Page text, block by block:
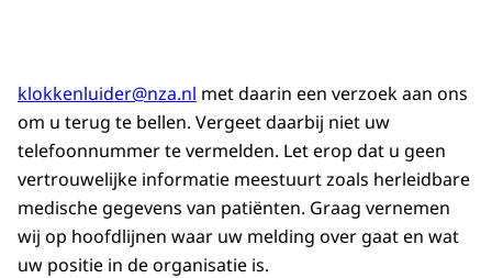
klokkenluider@nza.nl met daarin een verzoek aan ons
om u terug te bellen. Vergeet daarbij niet uw
telefoonnummer te vermelden. Let erop dat u geen
vertrouwelijke informatie meestuurt zoals herleidbare
medische gegevens van patiënten. Graag vernemen
wij op hoofdlijnen waar uw melding over gaat en wat
uw positie in de organisatie is.